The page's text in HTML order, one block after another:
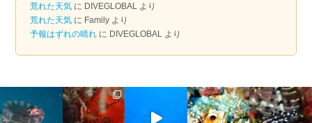
荒れた天気 に DIVEGLOBAL より
荒れた天気 に Family より
予報はずれの晴れ に DIVEGLOBAL より